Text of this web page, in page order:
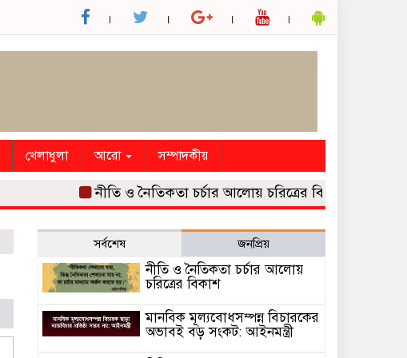
খেলাধুলা আরো সম্পাদকীয়
নীতি ও নৈতিকতা চর্চার আলোয় চরিত্রের বিকাশ
সর্বশেষ জনপ্রিয়
নীতি ও নৈতিকতা চর্চার আলোয়
চরিত্রের বিকাশ
মানবিক মূল্যবোধসম্পন্ন বিচারকের
অভাবই বড় সংকট: আইনমন্ত্রী